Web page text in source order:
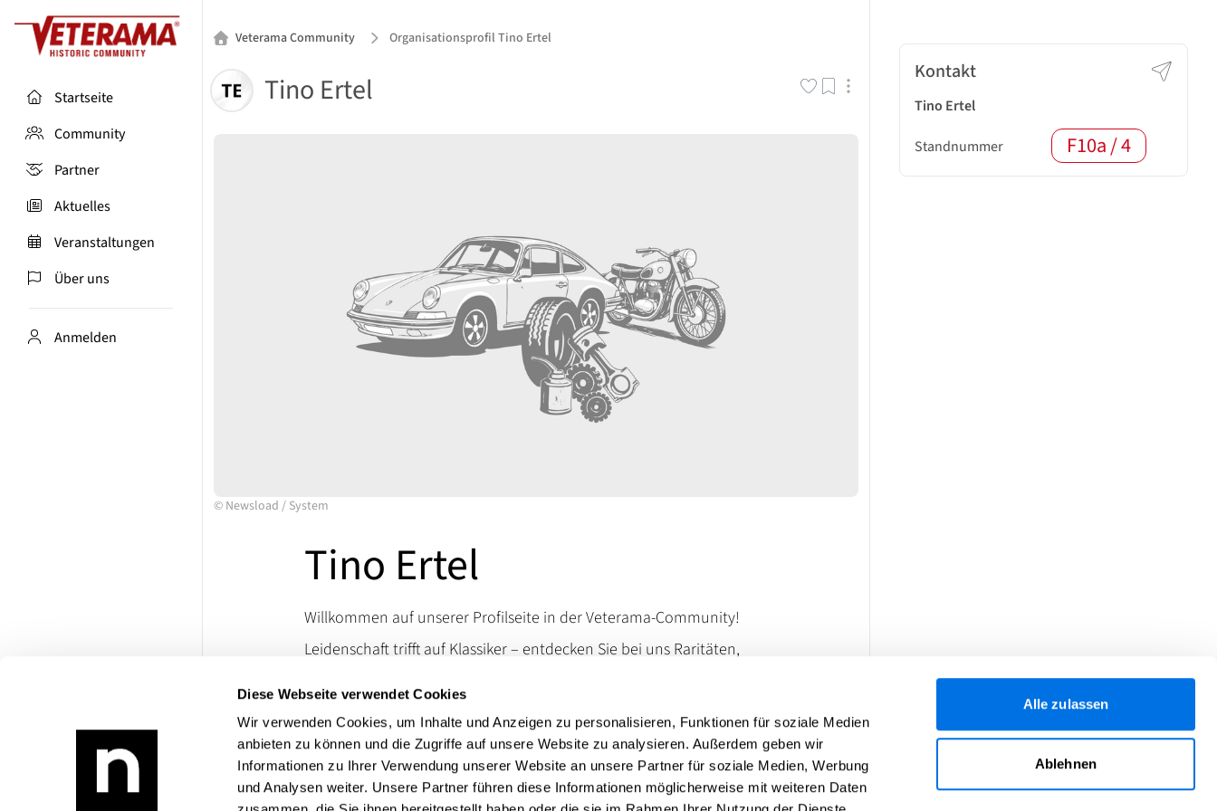
Diese Webseite verwendet Cookies
Wir verwenden Cookies, um Inhalte und Anzeigen zu personalisieren, Funktionen für soziale Medien
anbieten zu können und die Zugriffe auf unsere Website zu analysieren. Außerdem geben wir
Informationen zu Ihrer Verwendung unserer Website an unsere Partner für soziale Medien, Werbung
und Analysen weiter. Unsere Partner führen diese Informationen möglicherweise mit weiteren Daten
Alle zulassen
Ablehnen
Startseite
Community
Partner
Aktuelles
Veranstaltungen
Über uns
Anmelden
Veterama Community Organisationsprofil Tino Ertel
Tino Ertel
© Newsload / System
Tino Ertel
Willkommen auf unserer Profilseite in der Veterama-Community!
Leidenschaft trifft auf Klassiker – entdecken Sie bei uns Raritäten,
lassen. Besuchen Sie uns auf der VETERAMA und tauchen Sie ein in
die Welt klassischen Raritäten.
Bei Rückfragen erreichen Sie uns über unsere Kontaktdaten.
Produktangebot:Autoteile BMW, Ford, VW
Kontakt
Tino Ertel
Standnummer F10a / 4